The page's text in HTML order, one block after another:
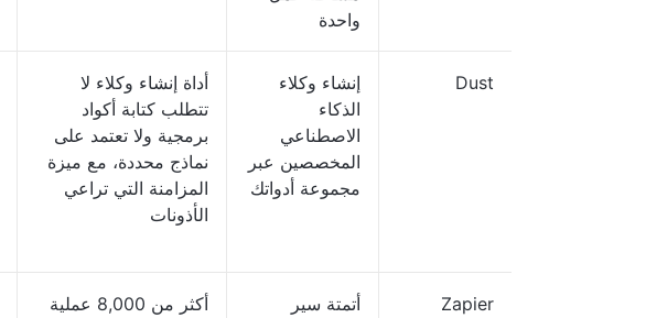
واحدة
Dust
إنشاء وكلاء
الذكاء
الاصطناعي
المخصصين عبر
مجموعة أدواتك
أداة إنشاء وكلاء لا
تتطلب كتابة أكواد
برمجية ولا تعتمد على
نماذج محددة، مع ميزة
المزامنة التي تراعي
الأذونات
Zapier
أتمتة سير
أكثر من 8,000 عملية